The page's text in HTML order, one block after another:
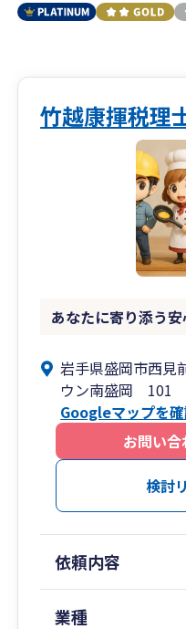
竹越康揮税理
あなたに寄り添う
岩手県盛岡市西見
ウン南盛岡 101
Googleマップを
お問い合
検討
依頼内容
業種